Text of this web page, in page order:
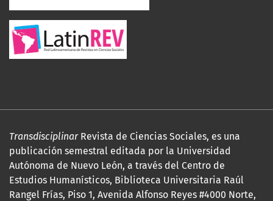
TransdisciplinarRevista de Ciencias Sociales, es una
publicación semestral editada por la Universidad
Autónoma de Nuevo León, a través del Centro de
Estudios Humanísticos, Biblioteca Universitaria Raúl
Rangel Frías, Piso 1, Avenida Alfonso Reyes #4000 Norte,